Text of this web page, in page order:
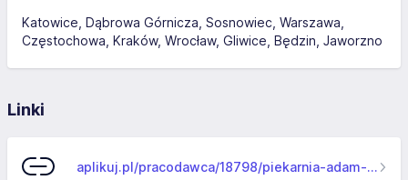
Katowice Dąbrowa Górnicza Sosnowiec Warszawa
Częstochowa Kraków Wrocław Gliwice Będzin Jaworzno
Linki
aplikuj.pl/pracodawca/18798/piekarnia-adam-gonsior